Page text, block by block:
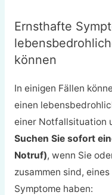
Ernsthafte
können
In einigen Fällen
einen
einer Notfallsituation
Suchen Sie sofort
Notruf), wenn Sie
zusammen sind,
Symptome haben: